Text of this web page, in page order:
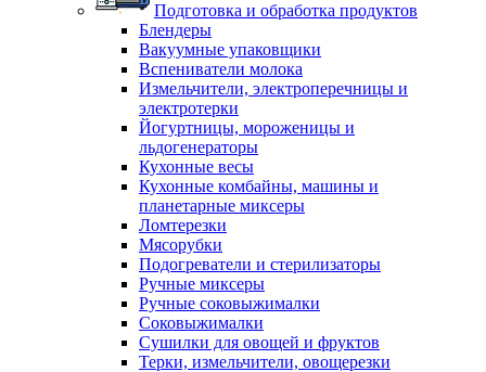
Подготовка и обработка продуктов
Блендеры
Вакуумные упаковщики
Вспениватели молока
Измельчители, электроперечницы и
электротерки
Йогуртницы, мороженицы и
льдогенераторы
Кухонные весы
Кухонные комбайны, машины и
планетарные миксеры
Ломтерезки
Мясорубки
Подогреватели и стерилизаторы
Ручные миксеры
Ручные соковыжималки
Соковыжималки
Сушилки для овощей и фруктов
Терки, измельчители, овощерезки